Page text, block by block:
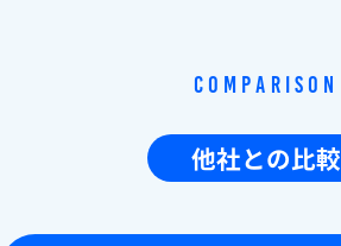
Comparison
他社との比較